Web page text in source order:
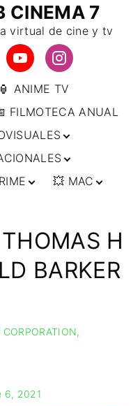
CINEMA 7
virtual de cine y tv
🏮 ANIME TV
FILMOTECA ANUAL
/
🇧🇷 BRASIL
🇨🇱 CHILE
🇺🇸 ESTADOS
🇮🇳 INDIA
🇯🇵 JAPÓN
🇷🇺 RUSIA
🇩🇪 ALEMANIA
🇦🇹 AUSTRIA
🇪🇸 ESPAÑA
🇳🇱 PAISES BAJOS
🇦🇺 AUSTRALIA
💥 MAC
👁️ ANIME
🗨 CÓMICSH
BARKER
6, 2021